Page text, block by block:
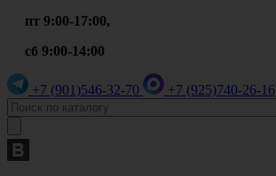
пт 9:00-17:00,
сб 9:00-14:00
+7 (901)546-32-70 +7 (925)740-26-16